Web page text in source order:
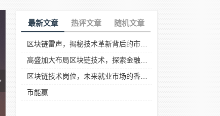
最新文章 热评文章 随机文章
币能赢